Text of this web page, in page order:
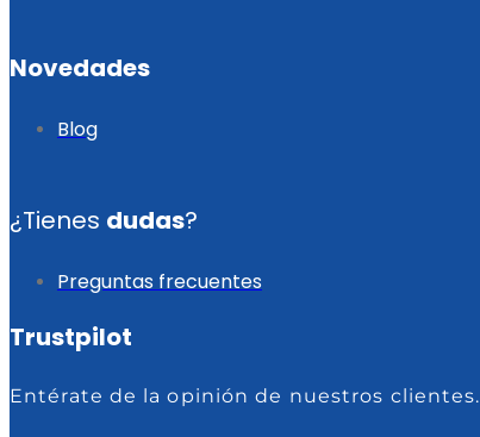
Novedades
Blog
¿Tienes dudas?
Preguntas frecuentes
Trustpilot
Entérate de la opinión de nuestros clientes.